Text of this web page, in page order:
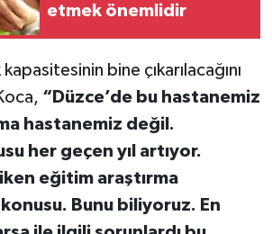
etmek önemlidir
bine çıkarılacağını
“Düzce’de bu hastanemiz
hastanemiz değil.
her geçen yıl artıyor.
eğitim araştırma
Bunu biliyoruz. En